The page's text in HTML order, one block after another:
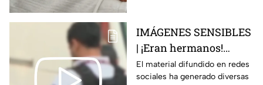
IMÁGENES SENSIBLES
| ¡Eran hermanos!
Captan brut4l agresión
contra un hombre que
El material difundido en redes
sociales ha generado diversas